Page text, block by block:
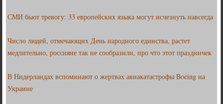
СМИ бьют тревогу: 33 европейских языка могут исчезнуть навсегда
Число людей, отмечающих День народного единства, растет
медлительно, россияне так не сообразили, про что этот праздничек
В Нидерландах вспоминают о жертвах авиакатастрофы Boeing на
Украине